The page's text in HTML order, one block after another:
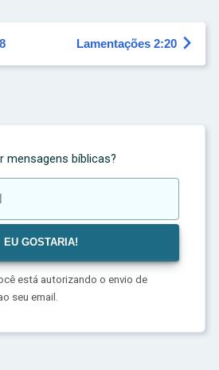
Lamentações 2:20 
mensagens bíblicas?
está autorizando o envio de
seu email.